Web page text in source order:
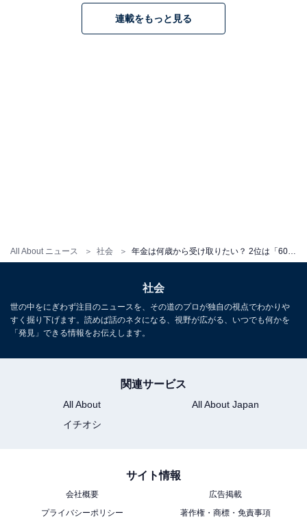
All About ニュース 社会
りたい金額が高くなっていることがうかがえます。
連載をもっと見る
社会
世の中をにぎわず注目のニュースを、その道のプロが独自の視点でわかりや
すく掘り下げます。読めば話のネタになる、視野が広がる、いつでも何かを
「発見」できる情報をお伝えします。
関連サービス
All About
All About Japan
イチオシ
サイト情報
会社概要
広告掲載
プライバシーポリシー
著作権・商標・免責事項